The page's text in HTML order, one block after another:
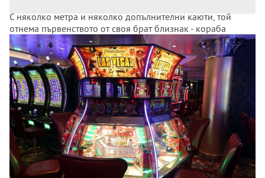
С няколко метра и няколко допълнителни каюти, той
отнема първенството от своя брат близнак - кораба
"Хармония на моретата" - който френският
корабостроител предаде през май 2016 г. на същия
корабособственик Роял карибиън крузис.